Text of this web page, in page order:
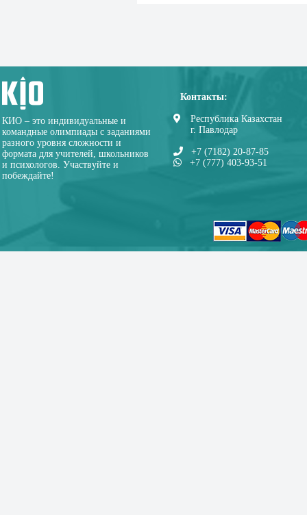
КИО – это индивидуальные и
командные олимпиады с заданиями
разного уровня сложности и
формата для учителей, школьников
и психологов. Участвуйте и
побеждайте!
Контакты:
Республика Казахстан
г. Павлодар
+7 (7182) 20-87-85
+7 (777) 403-93-51